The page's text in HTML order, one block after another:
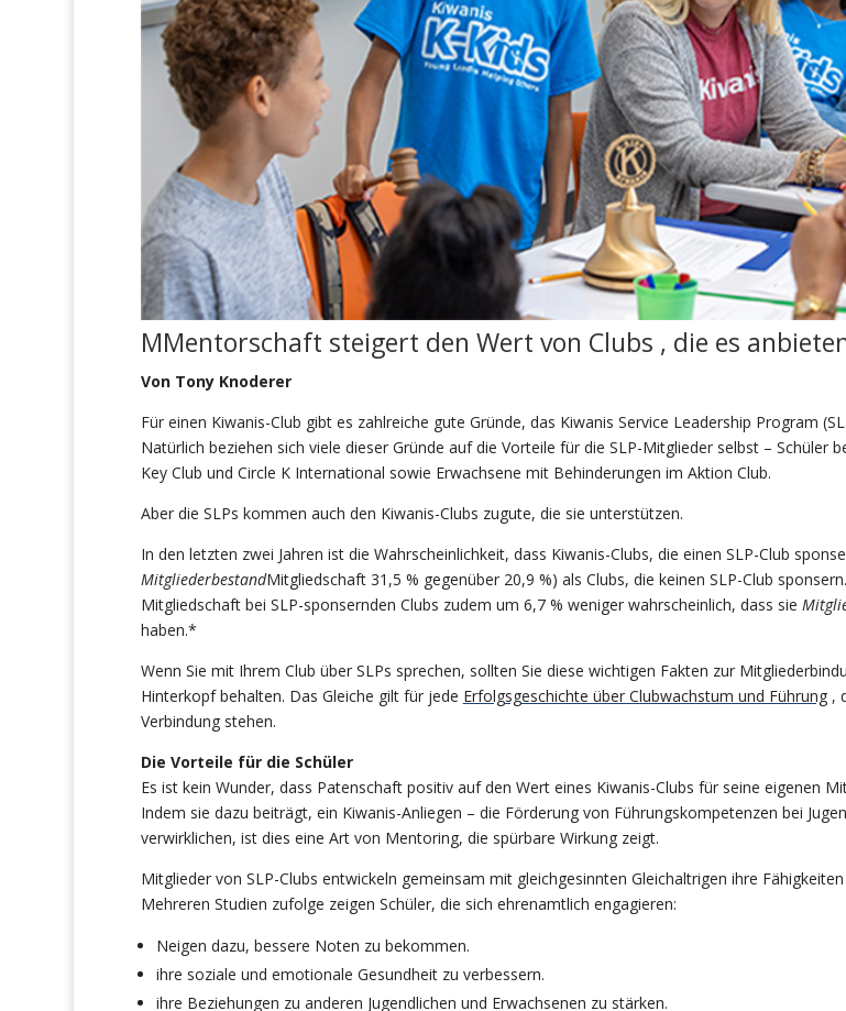
MMentorschaft steigert den Wert von Clubs , die es
Von Tony Knoderer
Für einen Kiwanis-Club gibt es zahlreiche gute Gründe, das Kiwanis Service Leadership Program
Natürlich beziehen sich viele dieser Gründe auf die Vorteile für die SLP-Mitglieder selbst – Schüler
Key Club und Circle K International sowie Erwachsene mit Behinderungen im Aktion Club.
Aber die SLPs kommen auch den Kiwanis-Clubs zugute, die sie unterstützen.
In den letzten zwei Jahren ist die Wahrscheinlichkeit, dass Kiwanis-Clubs, die einen SLP-Club
MitgliederbestandMitgliedschaft 31,5 % gegenüber 20,9 %) als Clubs, die keinen SLP-Club
Mitgliedschaft bei SLP-sponsernden Clubs zudem um 6,7 % weniger wahrscheinlich, dass sie
haben.*
Wenn Sie mit Ihrem Club über SLPs sprechen, sollten Sie diese wichtigen Fakten zur
Hinterkopf behalten. Das Gleiche gilt für jede Erfolgsgeschichte über Clubwachstum und Führung,
Verbindung stehen.
Die Vorteile für die Schüler
Es ist kein Wunder, dass Patenschaft positiv auf den Wert eines Kiwanis-Clubs für seine eigenen
Indem sie dazu beiträgt, ein Kiwanis-Anliegen – die Förderung von Führungskompetenzen bei
verwirklichen, ist dies eine Art von Mentoring, die spürbare Wirkung zeigt.
Mitglieder von SLP-Clubs entwickeln gemeinsam mit gleichgesinnten Gleichaltrigen ihre
Mehreren Studien zufolge zeigen Schüler, die sich ehrenamtlich engagieren:
Neigen dazu, bessere Noten zu bekommen.
ihre soziale und emotionale Gesundheit zu verbessern.
ihre Beziehungen zu anderen Jugendlichen und Erwachsenen zu stärken.